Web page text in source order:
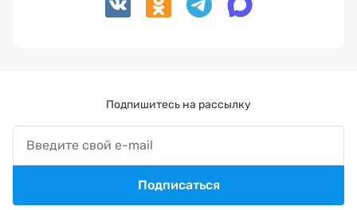
Подпишитесь на рассылку
Подписаться